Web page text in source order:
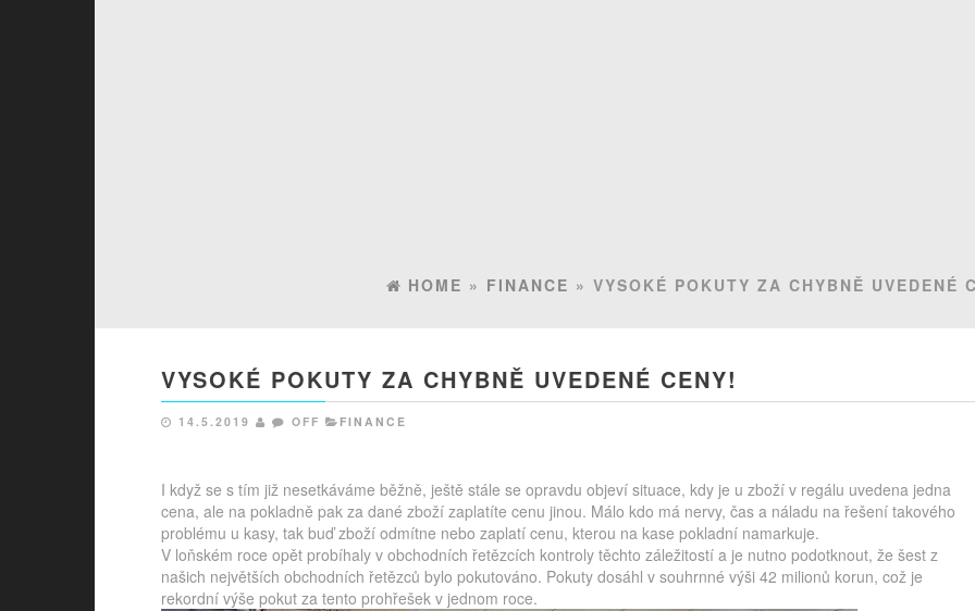
HOME » FINANCE » VYSOKÉ POKUTY ZA CHYBNĚ UVEDENÉ
VYSOKÉ POKUTY ZA CHYBNĚ UVEDENÉ CENY!
14.5.2019 OFF FINANCE
I když se s tím již nesetkáváme běžně, ještě stále se opravdu objeví situace, kdy je u zboží v regálu uvedena jedna
cena, ale na pokladně pak za dané zboží zaplatíte cenu jinou. Málo kdo má nervy, čas a náladu na řešení takového
problému u kasy, tak buď zboží odmítne nebo zaplatí cenu, kterou na kase pokladní namarkuje.
V loňském roce opět probíhaly v obchodních řetězcích kontroly těchto záležitostí a je nutno podotknout, že šest z
našich největších obchodních řetězců bylo pokutováno. Pokuty dosáhl v souhrnné výši 42 milionů korun, což je
rekordní výše pokut za tento prohřešek v jednom roce.